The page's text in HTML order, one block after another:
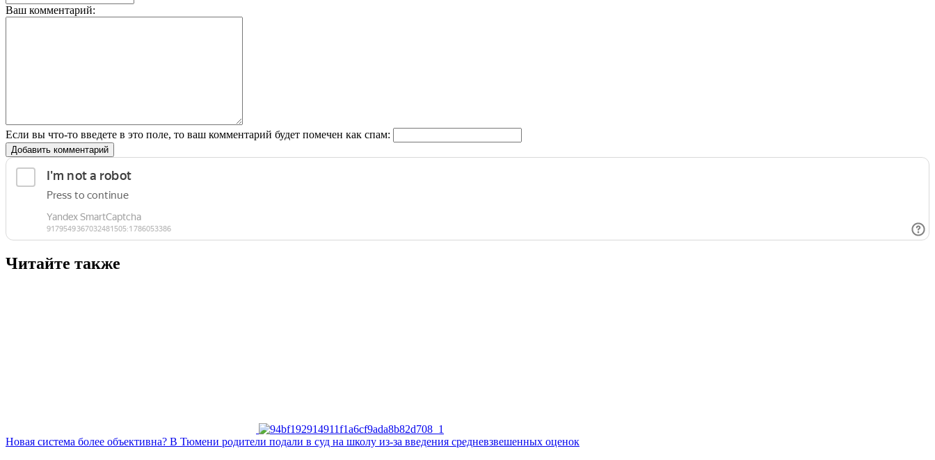
Ваш комментарий:
Если вы что-то введете в это поле, то ваш комментарий будет помечен как спам:
Добавить комментарий
Читайте также
Новая система более объективна? В Тюмени родители подали в суд на школу из‑за введения средневзвешенных оценок